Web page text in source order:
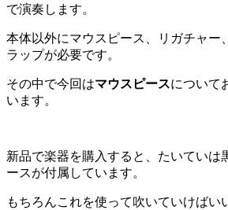
で演奏します。
本体以外にマウスピース、リガチャー
ラップが必要です。
その中で今回はマウスピースについて
います。
新品で楽器を購入すると、たいていは
ースが付属しています。
もちろんこれを使って吹いていけばい